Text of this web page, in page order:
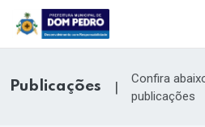
Publicações |
Confira
publicações